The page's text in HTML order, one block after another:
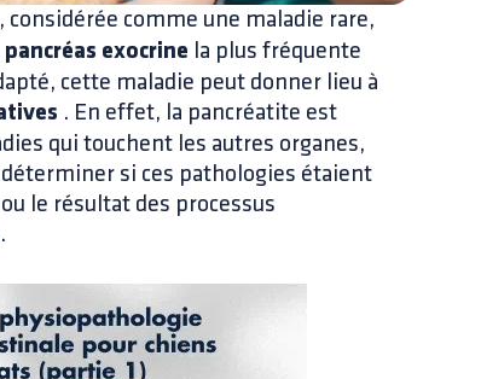
considérée comme une maladie rare,
pancréas exocrine la plus fréquente
cette maladie peut donner lieu à
. En effet, la pancréatite est
qui touchent les autres organes,
déterminer si ces pathologies étaient
le résultat des processus